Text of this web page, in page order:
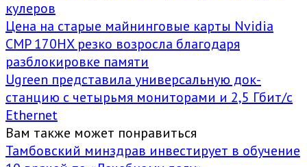
кулеров
Цена на старые майнинговые карты Nvidia
CMP 170HX резко возросла благодаря
разблокировке памяти
Ugreen представила универсальную док-
станцию с четырьмя мониторами и 2,5 Гбит/с
Ethernet
Вам также может понравиться
Тамбовский минздрав инвестирует в обучение